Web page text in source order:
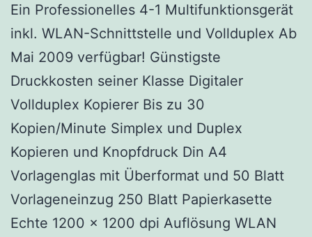
Ein Professionelles 4-1 Multifunktionsgerät
inkl. WLAN-Schnittstelle und Vollduplex Ab
Mai 2009 verfügbar! Günstigste
Druckkosten seiner Klasse Digitaler
Vollduplex Kopierer Bis zu 30
Kopien/Minute Simplex und Duplex
Kopieren und Knopfdruck Din A4
Vorlagenglas mit Überformat und 50 Blatt
Vorlageneinzug 250 Blatt Papierkasette
Echte 1200 x 1200 dpi Auflösung WLAN